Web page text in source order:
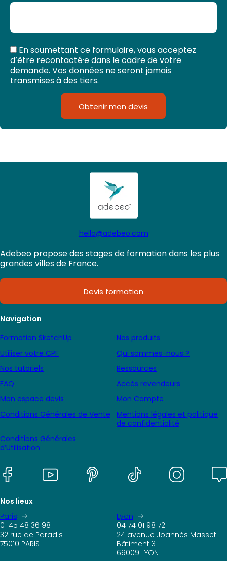
En soumettant ce formulaire, vous acceptez
d’être recontacté·e dans le cadre de votre
demande. Vos données ne seront jamais
transmises à des tiers.
Obtenir mon devis
hello@adebeo.com
Adebeo propose des stages de formation dans les plus
grandes villes de France.
Devis formation
Navigation
Formation SketchUp
Nos produits
Utiliser votre CPF
Qui sommes-nous ?
Nos tutoriels
Ressources
FAQ
Accès revendeurs
Mon espace devis
Mon Compte
Conditions Générales de Vente
Mentions légales et politique
de confidentialité
Conditions Générales
d’Utilisation
Nos lieux
Paris
01 45 48 36 98
32 rue de Paradis
75010 PARIS
Lyon
04 74 01 98 72
24 avenue Joannès Masset
Bâtiment 3
69009 LYON